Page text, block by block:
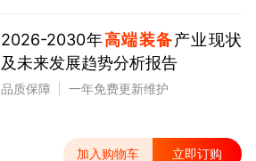
2026-2030年高端装备产业现状
及未来发展趋势分析报告
品质保障 一年免费更新维护
加入购物车 立即订购